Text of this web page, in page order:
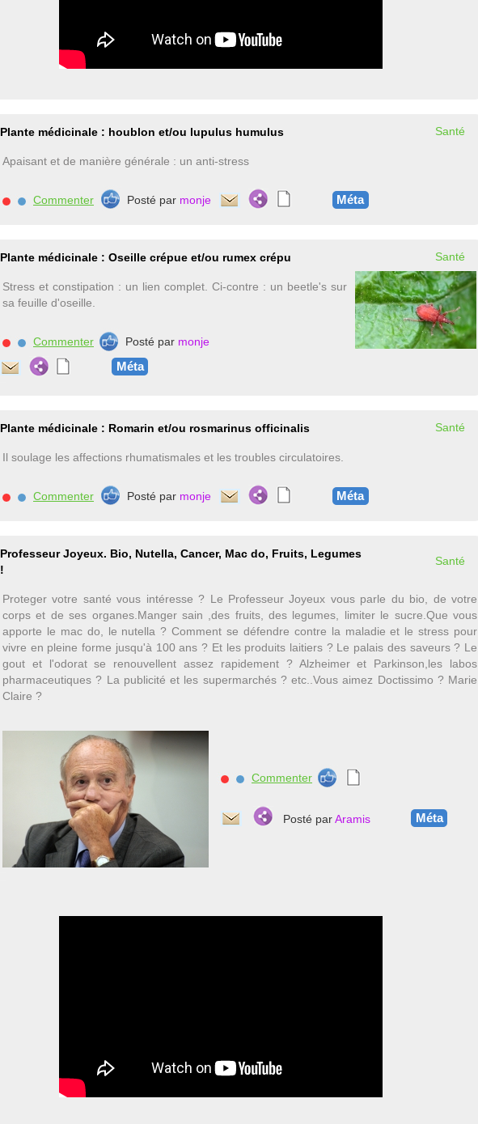
Plante médicinale : houblon et/ou lupulus humulus Santé
Apaisant et de manière générale : un anti-stress
Commenter Posté par monje Méta
Plante médicinale : Oseille crépue et/ou rumex crépu Santé
Stress et constipation : un lien complet. Ci-contre : un beetle's sur
sa feuille d'oseille.
Commenter Posté par monje
Méta
Plante médicinale : Romarin et/ou rosmarinus officinalis Santé
Il soulage les affections rhumatismales et les troubles circulatoires.
Commenter Posté par monje Méta
Professeur Joyeux. Bio, Nutella, Cancer, Mac do, Fruits, Legumes
!
Santé
Proteger votre santé vous intéresse ? Le Professeur Joyeux vous parle du bio, de votre
corps et de ses organes.Manger sain ,des fruits, des legumes, limiter le sucre.Que vous
apporte le mac do, le nutella ? Comment se défendre contre la maladie et le stress pour
vivre en pleine forme jusqu'à 100 ans ? Et les produits laitiers ? Le palais des saveurs ? Le
gout et l'odorat se renouvellent assez rapidement ? Alzheimer et Parkinson,les labos
pharmaceutiques ? La publicité et les supermarchés ? etc..Vous aimez Doctissimo ? Marie
Claire ?
Commenter
Posté parAramis Méta